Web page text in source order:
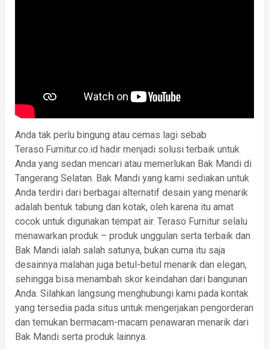
Anda tak perlu bingung atau cemas lagi sebab
Teraso.Furnitur.co.id hadir menjadi solusi terbaik untuk
Anda yang sedan mencari atau memerlukan Bak Mandi di
Tangerang Selatan. Bak Mandi yang kami sediakan untuk
Anda terdiri dari berbagai alternatif desain yang menarik
adalah bentuk tabung dan kotak, oleh karena itu amat
cocok untuk digunakan tempat air. Teraso Furnitur selalu
menawarkan produk – produk unggulan serta terbaik dan
Bak Mandi ialah salah satunya, bukan cuma itu saja
desainnya malahan juga betul-betul menarik dan elegan,
sehingga bisa menambah skor keindahan dari bangunan
Anda. Silahkan langsung menghubungi kami pada kontak
yang tersedia pada situs untuk mengerjakan pengorderan
dan temukan bermacam-macam penawaran menarik dari
Bak Mandi serta produk lainnya.